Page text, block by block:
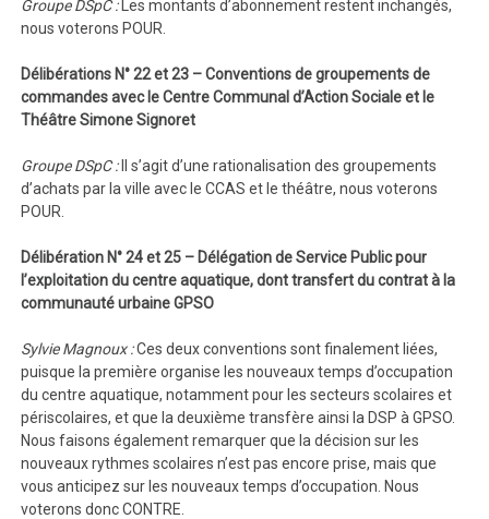
Groupe DSpC : Les montants d’abonnement restent inchangés,
nous voterons POUR.
Délibérations N° 22 et 23 – Conventions de groupements de
commandes avec le Centre Communal d’Action Sociale et le
Théâtre Simone Signoret
Groupe DSpC :
Il s’agit d’une rationalisation des groupements
d’achats par la ville avec le CCAS et le théâtre, nous voterons
POUR.
Délibération N° 24 et 25 – Délégation de Service Public pour
l’exploitation du centre aquatique, dont transfert du contrat à la
communauté urbaine GPSO
Sylvie Magnoux :Ces deux conventions sont finalement liées,
puisque la première organise les nouveaux temps d’occupation
du centre aquatique, notamment pour les secteurs scolaires et
périscolaires, et que la deuxième transfère ainsi la DSP à GPSO.
Nous faisons également remarquer que la décision sur les
nouveaux rythmes scolaires n’est pas encore prise, mais que
vous anticipez sur les nouveaux temps d’occupation. Nous
voterons donc CONTRE.